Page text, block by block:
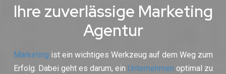
Ihre zuverlässige Marketing
Agentur
Marketing ist ein wichtiges Werkzeug auf dem Weg zum
Erfolg. Dabei geht es darum, ein Unternehmen optimal zu